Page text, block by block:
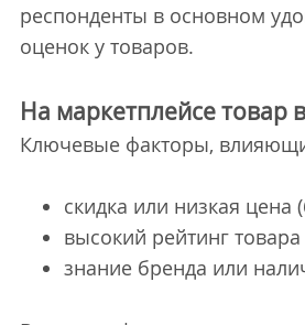
респонденты в основном
оценок у товаров.
На маркетплейсе товар
Ключевые факторы,
скидка или низкая цена
высокий рейтинг товара
знание бренда или